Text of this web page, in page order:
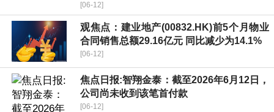
[06-12]
观焦点：建业地产(00832.HK)前5个月物业
合同销售总额29.16亿元 同比减少为14.1%
[06-12]
焦点日报:智翔金泰：截至2026年6月12日，
公司尚未收到该笔首付款
[06-12]